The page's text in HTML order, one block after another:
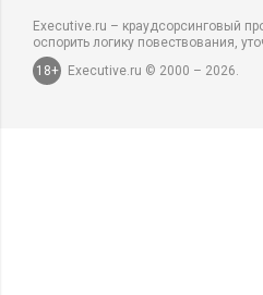
Executive.ru – краудсорсинговый
оспорить логику повествования,
18+
Executive.ru © 2000 – 2026.